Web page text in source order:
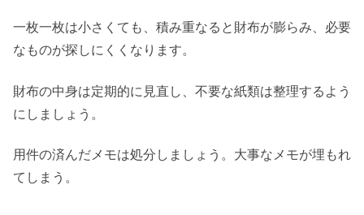
一枚一枚は小さくても、積み重なると財布が膨らみ、必要
なものが探しにくくなります。
財布の中身は定期的に見直し、不要な紙類は整理するよう
にしましょう。
用件の済んだメモは処分しましょう。大事なメモが埋もれ
てしまう。